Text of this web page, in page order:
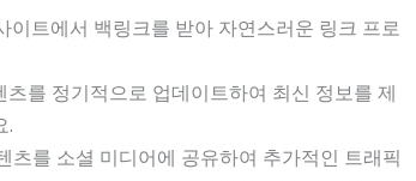
이트에서 백링크를 받아 자연스러운 링크 프로
츠를 정기적으로 업데이트하여 최신 정보를 제
.
츠를 소셜 미디어에 공유하여 추가적인 트래픽